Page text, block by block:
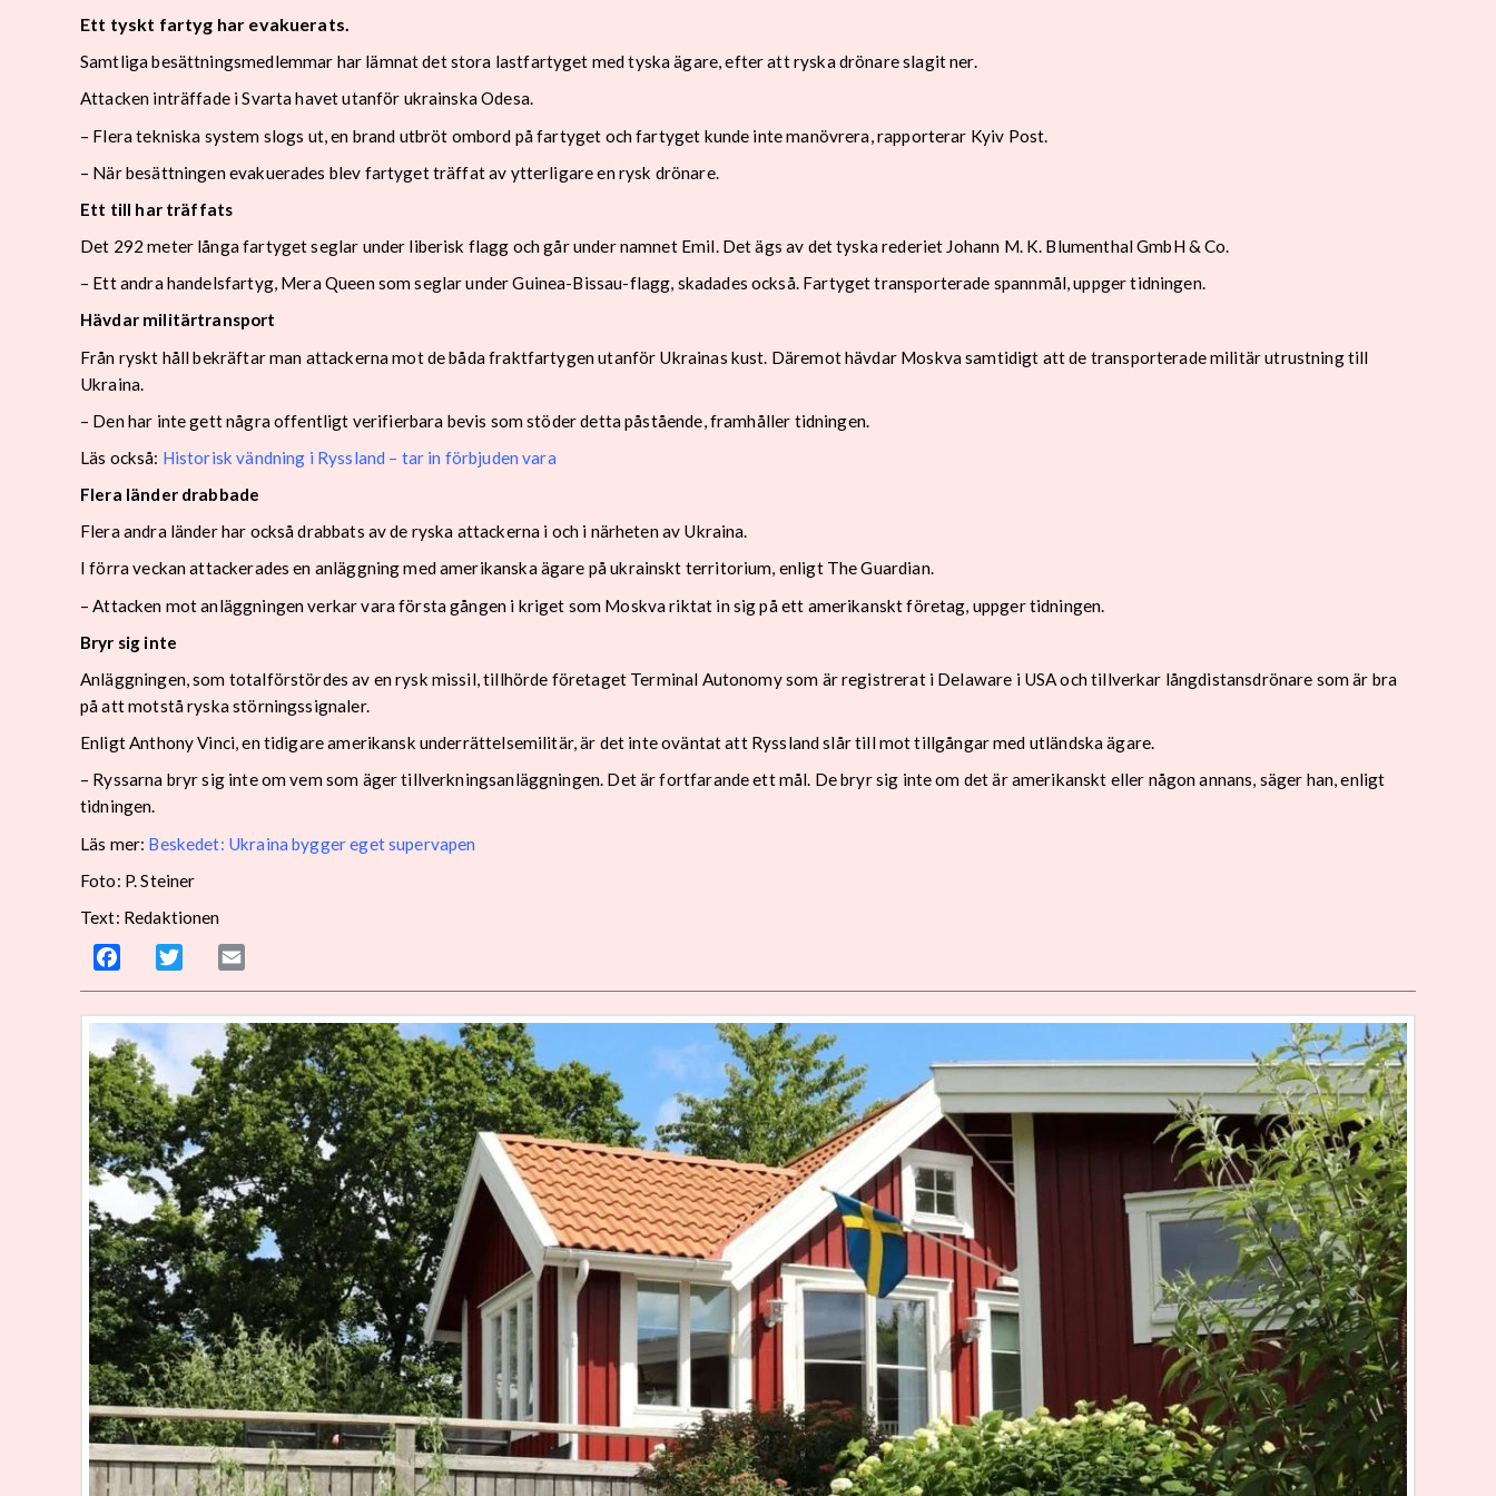
Ett tyskt fartyg har evakuerats.
Samtliga besättningsmedlemmar har lämnat det stora lastfartyget med tyska ägare, efter att ryska drönare slagit ner.
Attacken inträffade i Svarta havet utanför ukrainska Odesa.
– Flera tekniska system slogs ut, en brand utbröt ombord på fartyget och fartyget kunde inte manövrera, rapporterar Kyiv Post.
– När besättningen evakuerades blev fartyget träffat av ytterligare en rysk drönare.
Ett till har träffats
Det 292 meter långa fartyget seglar under liberisk flagg och går under namnet Emil. Det ägs av det tyska rederiet Johann M. K. Blumenthal GmbH & Co.
– Ett andra handelsfartyg, Mera Queen som seglar under Guinea-Bissau-flagg, skadades också. Fartyget transporterade spannmål, uppger tidningen.
Hävdar militärtransport
Från ryskt håll bekräftar man attackerna mot de båda fraktfartygen utanför Ukrainas kust. Däremot hävdar Moskva samtidigt att de transporterade militär utrustning till
Ukraina.
– Den har inte gett några offentligt verifierbara bevis som stöder detta påstående, framhåller tidningen.
Läs också: Historisk vändning i Ryssland – tar in förbjuden vara
Flera länder drabbade
Flera andra länder har också drabbats av de ryska attackerna i och i närheten av Ukraina.
I förra veckan attackerades en anläggning med amerikanska ägare på ukrainskt territorium, enligt The Guardian.
– Attacken mot anläggningen verkar vara första gången i kriget som Moskva riktat in sig på ett amerikanskt företag, uppger tidningen.
Bryr sig inte
Anläggningen, som totalförstördes av en rysk missil, tillhörde företaget Terminal Autonomy som är registrerat i Delaware i USA och tillverkar långdistansdrönare som är bra
på att motstå ryska störningssignaler.
Enligt Anthony Vinci, en tidigare amerikansk underrättelsemilitär, är det inte oväntat att Ryssland slår till mot tillgångar med utländska ägare.
– Ryssarna bryr sig inte om vem som äger tillverkningsanläggningen. Det är fortfarande ett mål. De bryr sig inte om det är amerikanskt eller någon annans, säger han, enligt
tidningen.
Läs mer: Beskedet: Ukraina bygger eget supervapen
Foto: P. Steiner
Text: Redaktionen
Facebook Twitter